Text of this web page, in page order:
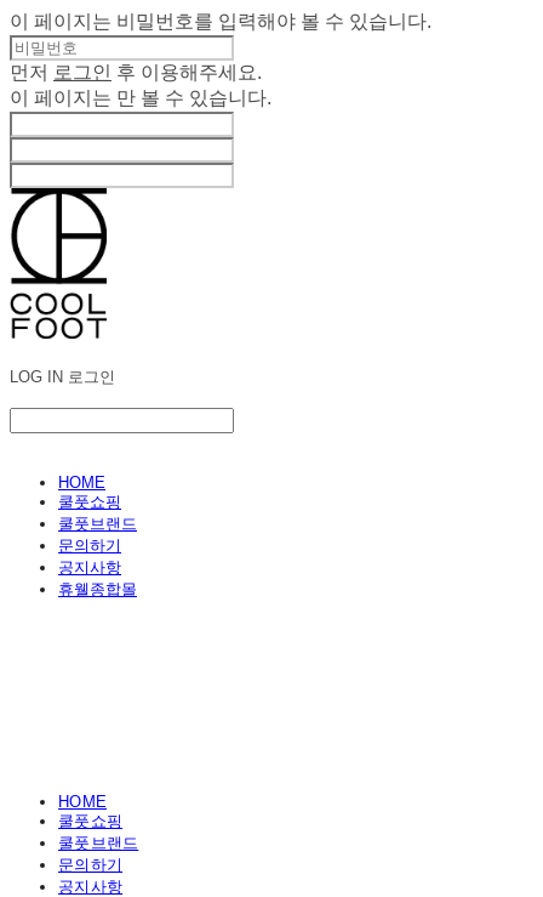
이 페이지는 비밀번호를 입력해야 볼 수 있습니다.
먼저 로그인
후 이용해주세요.
이 페이지는 만 볼 수 있습니다.
LOG IN 로그인
HOME
쿨풋쇼핑
쿨풋브랜드
문의하기
공지사항
휴웰종합몰
HOME
쿨풋쇼핑
쿨풋브랜드
문의하기
공지사항